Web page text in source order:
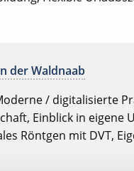
der Waldnaab
/ digitalisierte
Einblick in eigene
Röntgen mit DVT,